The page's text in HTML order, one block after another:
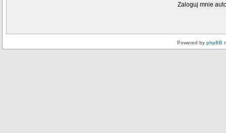
Zaloguj mnie
Powered by phpBB